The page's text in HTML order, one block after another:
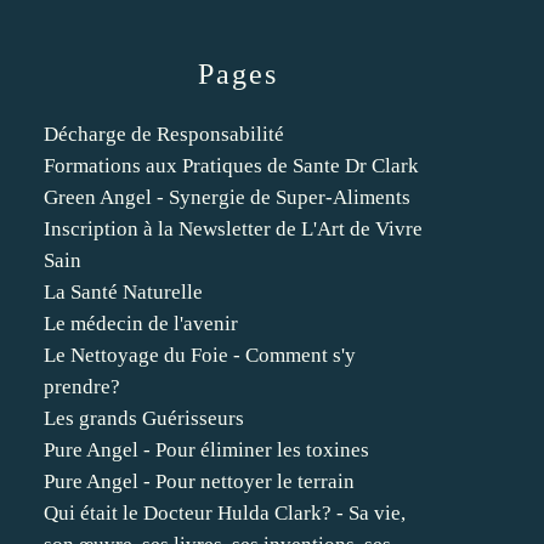
Pages
Décharge de Responsabilité
Formations aux Pratiques de Sante Dr Clark
Green Angel - Synergie de Super-Aliments
Inscription à la Newsletter de L'Art de Vivre
Sain
La Santé Naturelle
Le médecin de l'avenir
Le Nettoyage du Foie - Comment s'y
prendre?
Les grands Guérisseurs
Pure Angel - Pour éliminer les toxines
Pure Angel - Pour nettoyer le terrain
Qui était le Docteur Hulda Clark? - Sa vie,